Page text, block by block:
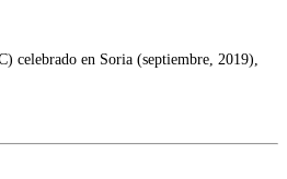
celebrado en Soria (septiembre, 2019),